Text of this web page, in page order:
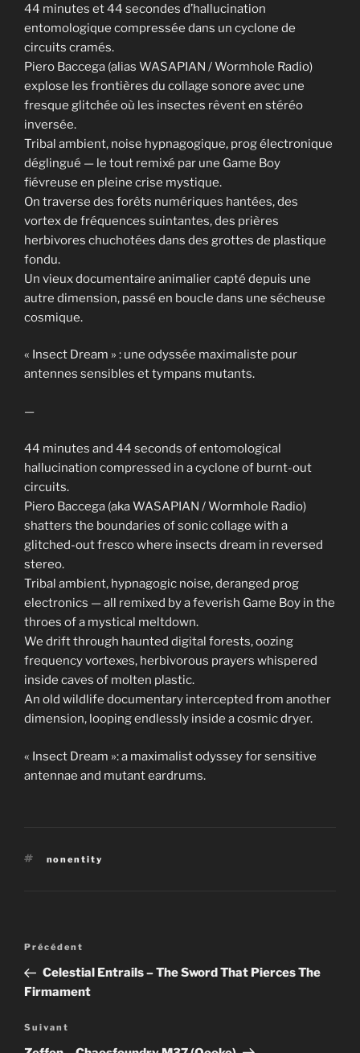
44 minutes et 44 secondes d’hallucination
entomologique compressée dans un cyclone de
circuits cramés.
Piero Baccega (alias WASAPIAN / Wormhole Radio)
explose les frontières du collage sonore avec une
fresque glitchée où les insectes rêvent en stéréo
inversée.
Tribal ambient, noise hypnagogique, prog électronique
déglingué — le tout remixé par une Game Boy
fiévreuse en pleine crise mystique.
On traverse des forêts numériques hantées, des
vortex de fréquences suintantes, des prières
herbivores chuchotées dans des grottes de plastique
fondu.
Un vieux documentaire animalier capté depuis une
autre dimension, passé en boucle dans une sécheuse
cosmique.
« Insect Dream » : une odyssée maximaliste pour
antennes sensibles et tympans mutants.
—
44 minutes and 44 seconds of entomological
hallucination compressed in a cyclone of burnt-out
circuits.
Piero Baccega (aka WASAPIAN / Wormhole Radio)
shatters the boundaries of sonic collage with a
glitched-out fresco where insects dream in reversed
stereo.
Tribal ambient, hypnagogic noise, deranged prog
electronics — all remixed by a feverish Game Boy in the
throes of a mystical meltdown.
We drift through haunted digital forests, oozing
frequency vortexes, herbivorous prayers whispered
inside caves of molten plastic.
An old wildlife documentary intercepted from another
dimension, looping endlessly inside a cosmic dryer.
« Insect Dream »: a maximalist odyssey for sensitive
antennae and mutant eardrums.
Étiquettes
nonentity
l’article
Article
précédent
Précédent
Celestial Entrails – The Sword That Pierces The
Firmament
Article
suivant
Suivant